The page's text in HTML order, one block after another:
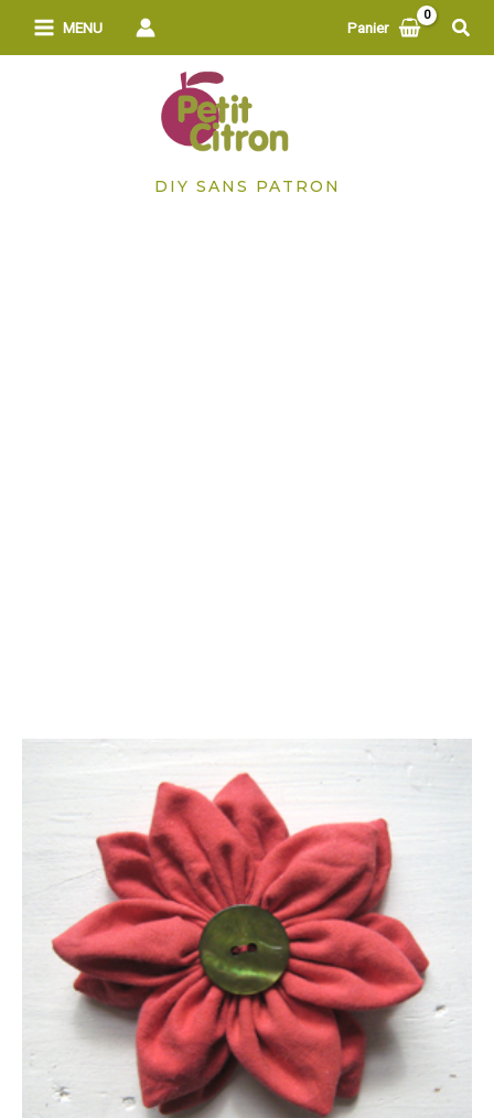
MENU Panier
DIY SANS PATRON